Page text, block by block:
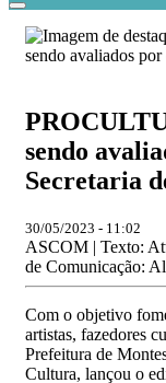
sendo
Secretaria
30/05/2023 - 11:02
ASCOM | Texto:
de Comunicação:
Com o objetivo
artistas, fazedores
Prefeitura de
Cultura, lançou o